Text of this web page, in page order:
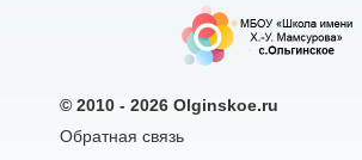
© 2010 - 2026 Olginskoe.ru
Обратная связь